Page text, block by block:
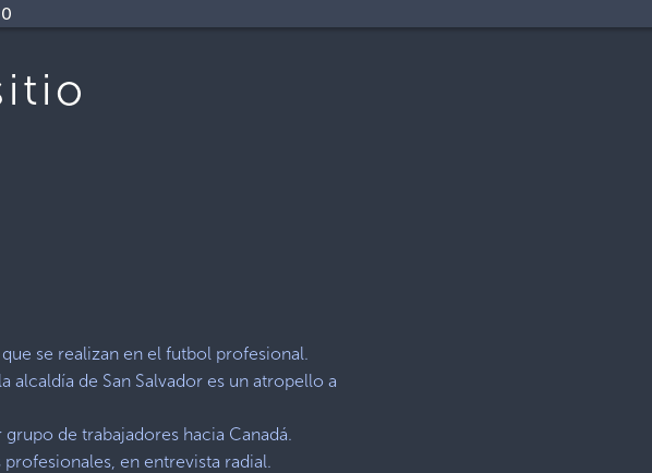
se realizan en el futbol profesional.
de San Salvador es un atropello a
de trabajadores hacia Canadá.
en entrevista radial.